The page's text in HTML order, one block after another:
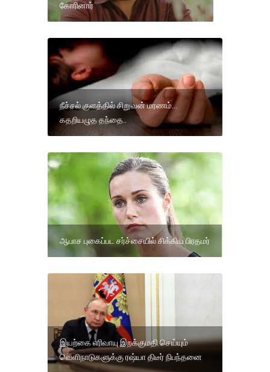
கோரினார்
நீச்சல் குளத்தில் சிறுவன் மரணம்...
கதறியழுத தந்தை..
ஆபாச புகைப்பட சர்ச்சையில் சிக்கிய பிரதமர்
இயற்கை எரிவாயு இறக்குமதி செய்யும்
வெளிநாடுகளுக்கு ரஷ்யா திடீர் நிபந்தனை